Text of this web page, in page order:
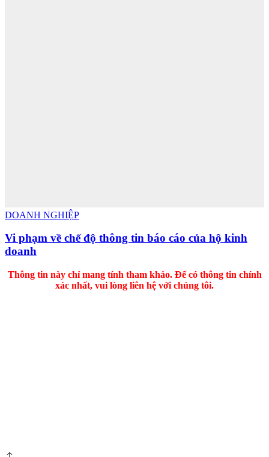
DOANH NGHIỆP
Vi phạm về chế độ thông tin báo cáo của hộ kinh
doanh
Thông tin này chỉ mang tính tham khảo. Để có thông tin chính
xác nhất, vui lòng liên hệ với chúng tôi.